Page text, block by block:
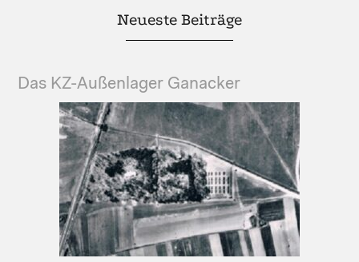
Neueste Beiträge
Das KZ-Außenlager Ganacker